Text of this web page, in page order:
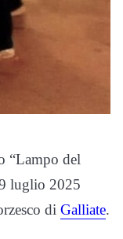
“Lampo del
luglio 2025
di Galliate.